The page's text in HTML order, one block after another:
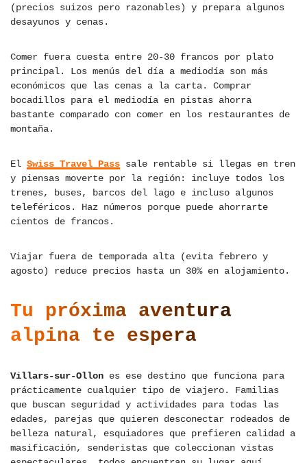
(precios suizos pero razonables) y prepara algunos
desayunos y cenas.
Comer fuera cuesta entre 20-30 francos por plato
principal. Los menús del día a mediodía son más
económicos que las cenas a la carta. Comprar
bocadillos para el mediodía en pistas ahorra
bastante comparado con comer en los restaurantes de
montaña.
El Swiss Travel Pass sale rentable si llegas en tren
y piensas moverte por la región: incluye todos los
trenes, buses, barcos del lago e incluso algunos
teleféricos. Haz números porque puede ahorrarte
cientos de francos.
Viajar fuera de temporada alta (evita febrero y
agosto) reduce precios hasta un 30% en alojamiento.
Tu próxima aventura
alpina te espera
Villars-sur-Ollon es ese destino que funciona para
prácticamente cualquier tipo de viajero. Familias
que buscan seguridad y actividades para todas las
edades, parejas que quieren desconectar rodeados de
belleza natural, esquiadores que prefieren calidad a
masificación, senderistas que coleccionan vistas